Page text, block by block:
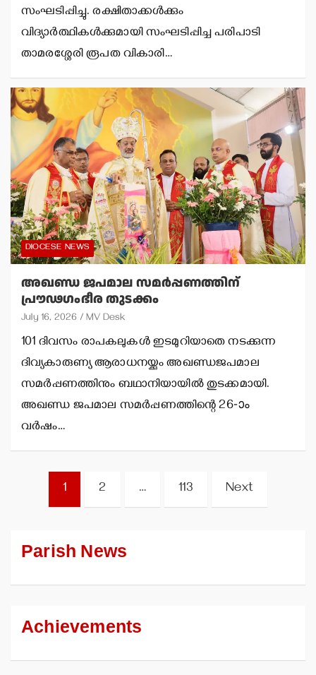
സംഘടിപ്പിച്ചു. രക്ഷിതാക്കള്‍ക്കും
വിദ്യാര്‍ത്ഥികള്‍ക്കുമായി സംഘടിപ്പിച്ച പരിപാടി
താമരശ്ശേരി രൂപത വികാരി…
DIOCESE NEWS
അഖണ്ഡ ജപമാല സമര്‍പ്പണത്തിന്
പ്രൗഢഗംഭീര തുടക്കം
July 16, 2026 MV Desk
101 ദിവസം രാപകലുകള്‍ ഇടമുറിയാതെ നടക്കുന്ന
ദിവ്യകാരുണ്യ ആരാധനയ്ക്കും അഖണ്ഡജപമാല
സമര്‍പ്പണത്തിനും ബഥാനിയായില്‍ തുടക്കമായി.
അഖണ്ഡ ജപമാല സമര്‍പ്പണത്തിന്റെ 26-ാം
വര്‍ഷം…
pagination
1 2 … 113 Next
Parish News
Achievements